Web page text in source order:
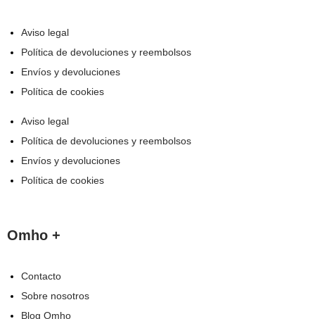
Aviso legal
Política de devoluciones y reembolsos
Envíos y devoluciones
Política de cookies
Aviso legal
Política de devoluciones y reembolsos
Envíos y devoluciones
Política de cookies
Omho +
Contacto
Sobre nosotros
Blog Omho